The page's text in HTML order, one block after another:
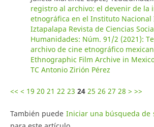
registro al archivo: el devenir de la
etnográfica en el Instituto
Iztapalapa Revista de Ciencias
Humanidades: Núm. 91/2 (2021):
archivo de cine etnográfico
Ethnographic Film Archive in
TC Antonio Zirión Pérez
<< < 19 20 21 22 23 24 25 26 27 28 > >>
También puede Iniciar una búsqueda de